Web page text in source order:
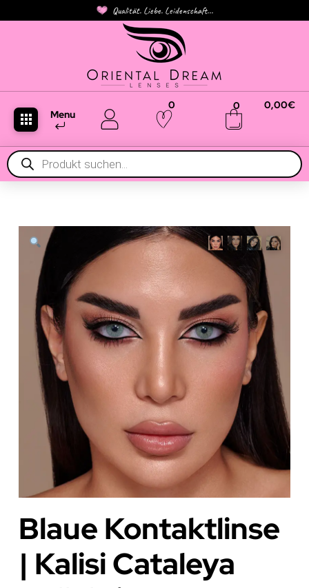
Qualität. Liebe. Leidenschaft...
Menu
0 0 0,00€
Products
search
Blaue Kontaktlinse
| Kalisi Cataleya